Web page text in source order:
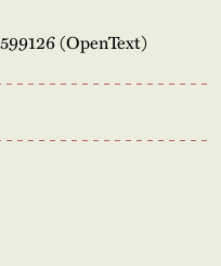
(OpenText)